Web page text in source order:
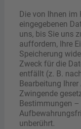
Die von Ihnen
eingegebenen
uns, bis Sie uns
auffordern, Ihre
Speicherung
Zweck für die
entfällt (z. B.
Bearbeitung
Zwingende
Bestimmungen
unberührt.